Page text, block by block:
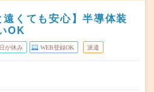
遠くても安心】半導体装
OK
が休み WEB登録OK 派遣